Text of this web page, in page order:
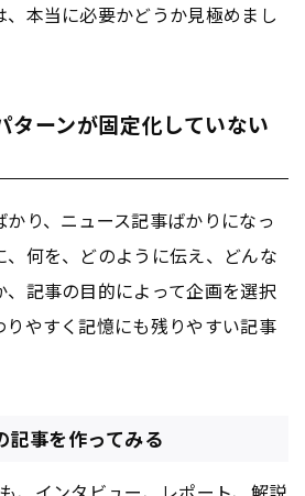
本当に必要かどうか見極めまし
ーンが固定化していない
り、ニュース記事ばかりになっ
何を、どのように伝え、どんな
記事の目的によって企画を選択
やすく記憶にも残りやすい記事
記事を作ってみる